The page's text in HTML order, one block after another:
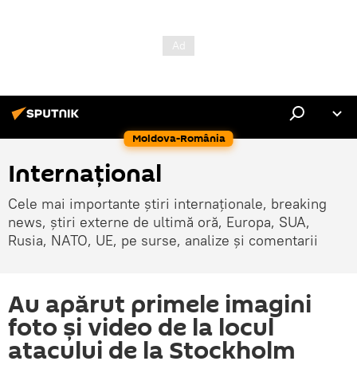
Moldova-România
Internaţional
Cele mai importante știri internaționale, breaking
news, știri externe de ultimă oră, Europa, SUA,
Rusia, NATO, UE, pe surse, analize și comentarii
Au apărut primele imagini
foto și video de la locul
atacului de la Stockholm